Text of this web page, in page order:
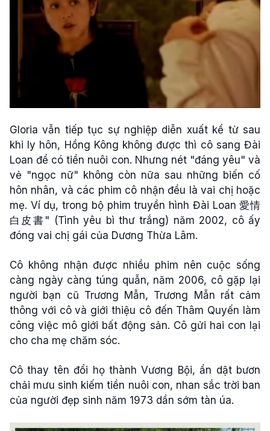
Gloria vẫn tiếp tục sự nghiệp diễn xuất kể từ sau
khi ly hôn, Hồng Kông không được thì cô sang Đài
Loan để có tiền nuôi con. Nhưng nét "đáng yêu" và
vẻ "ngọc nữ" không còn nữa sau những biến cố
hôn nhân, và các phim cô nhận đều là vai chị hoặc
mẹ. Ví dụ, trong bộ phim truyền hình Đài Loan 愛情
白皮書" (Tình yêu bì thư trắng) năm 2002, cô ấy
đóng vai chị gái của Dương Thừa Lâm.
Cô không nhận được nhiều phim nên cuộc sống
càng ngày càng túng quẫn, năm 2006, cô gặp lại
người bạn cũ Trương Mẫn, Trương Mẫn rất cảm
thông với cô và giới thiệu cô đến Thâm Quyến làm
công việc mô giới bất động sản. Cô gửi hai con lại
cho cha mẹ chăm sóc.
Cô thay tên đổi họ thành Vương Bội, ẩn dật bươn
chải mưu sinh kiếm tiền nuôi con, nhan sắc trời ban
của người đẹp sinh năm 1973 dần sớm tàn úa.